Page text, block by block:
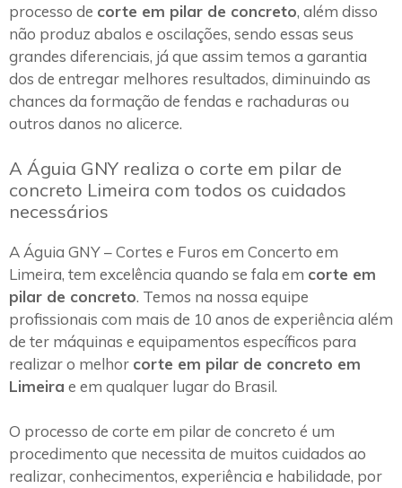
processo de corte em pilar de concreto, além disso
não produz abalos e oscilações, sendo essas seus
grandes diferenciais, já que assim temos a garantia
dos de entregar melhores resultados, diminuindo as
chances da formação de fendas e rachaduras ou
outros danos no alicerce.
A Águia GNY realiza o corte em pilar de
concreto Limeira com todos os cuidados
necessários
A Águia GNY – Cortes e Furos em Concerto em
Limeira, tem excelência quando se fala em corte em
pilar de concreto. Temos na nossa equipe
profissionais com mais de 10 anos de experiência além
de ter máquinas e equipamentos específicos para
realizar o melhor corte em pilar de concreto em
Limeira e em qualquer lugar do Brasil.
O processo de corte em pilar de concreto é um
procedimento que necessita de muitos cuidados ao
realizar, conhecimentos, experiência e habilidade, por